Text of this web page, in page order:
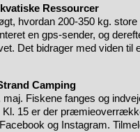
Ressourcer
hvordan 200-350 kg.
en gps-sender, og
Det bidrager med viden
Camping
Fiskene fanges og
Kl. 15 er der
og Instagram.